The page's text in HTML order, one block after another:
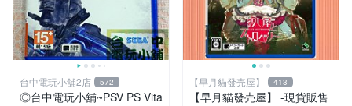
台中電玩小舖2店 572
◎台中電玩小舖~PSV PS Vita
【早月貓發売屋】 413
【早月貓發売屋】 -現貨販售